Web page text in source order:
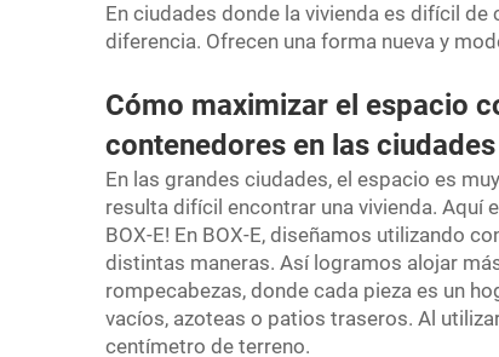
En ciudades donde la vivienda es difícil
diferencia. Ofrecen una forma nueva y
Cómo maximizar el espacio
contenedores en las ciudades
En las grandes ciudades, el espacio es
resulta difícil encontrar una vivienda. Aquí
BOX-E! En BOX-E, diseñamos utilizando
distintas maneras. Así logramos alojar
rompecabezas, donde cada pieza es un
vacíos, azoteas o patios traseros. Al
centímetro de terreno.